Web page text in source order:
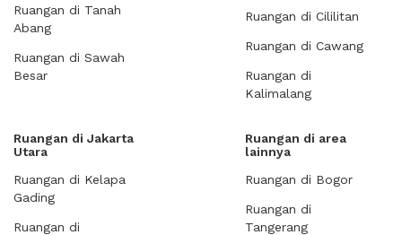
Ruangan di Tanah
Abang
Ruangan di Sawah
Besar
Ruangan di Cililitan
Ruangan di Cawang
Ruangan di
Kalimalang
Ruangan di Jakarta
Utara
Ruangan di Kelapa
Gading
Ruangan di
Ruangan di area
lainnya
Ruangan di Bogor
Ruangan di
Tangerang